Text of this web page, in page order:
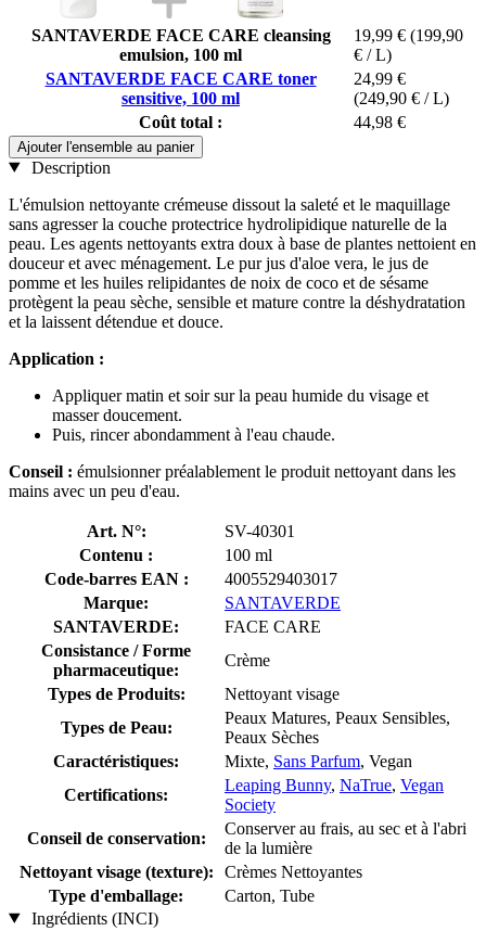
SANTAVERDE FACE CARE cleansing
emulsion, 100 ml
19,99 € (199,90
€ / L)
SANTAVERDE FACE CARE toner
sensitive, 100 ml
24,99 €
(249,90 € / L)
Coût total :
44,98 €
Ajouter l'ensemble au panier
Description
L'émulsion nettoyante crémeuse dissout la saleté et le maquillage
sans agresser la couche protectrice hydrolipidique naturelle de la
peau. Les agents nettoyants extra doux à base de plantes nettoient en
douceur et avec ménagement. Le pur jus d'aloe vera, le jus de
pomme et les huiles relipidantes de noix de coco et de sésame
protègent la peau sèche, sensible et mature contre la déshydratation
et la laissent détendue et douce.
Application :
Appliquer matin et soir sur la peau humide du visage et
masser doucement.
Puis, rincer abondamment à l'eau chaude.
Conseil : émulsionner préalablement le produit nettoyant dans les
mains avec un peu d'eau.
Art. N°:
SV-40301
Contenu :
100 ml
Code-barres EAN :
4005529403017
Marque:
SANTAVERDE
SANTAVERDE:
FACE CARE
Consistance / Forme
pharmaceutique:
Crème
Types de Produits:
Nettoyant visage
Types de Peau:
Peaux Matures, Peaux Sensibles,
Peaux Sèches
Caractéristiques:
Mixte, Sans Parfum, Vegan
Certifications:
Leaping Bunny, NaTrue, Vegan
Society
Conseil de conservation:
Conserver au frais, au sec et à l'abri
de la lumière
Nettoyant visage (texture):
Crèmes Nettoyantes
Type d'emballage:
Carton, Tube
Ingrédients (INCI)